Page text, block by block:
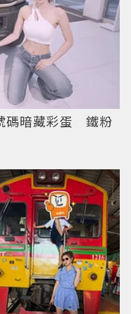
碼暗藏彩蛋 鐵粉